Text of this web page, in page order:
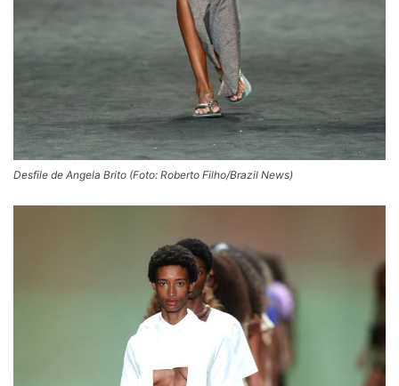
Desfile de Angela Brito (Foto: Roberto Filho/Brazil News)